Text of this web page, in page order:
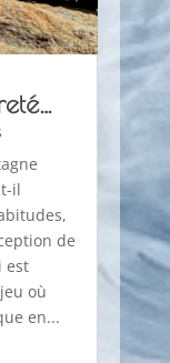
il
de
est
où
en...